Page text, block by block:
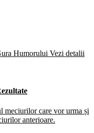
Humorului Vezi detalii
meciurilor care vor urma și
anterioare.